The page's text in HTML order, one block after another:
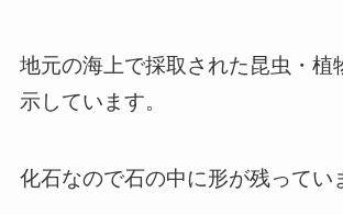
地元の海上で採取された昆虫・植
示しています。
化石なので石の中に形が残ってい